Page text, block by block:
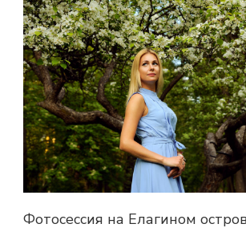
Фотосессия на Елагином